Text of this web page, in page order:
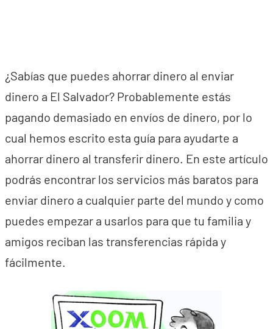
¿Sabías que puedes ahorrar dinero al enviar
dinero a El Salvador? Probablemente estás
pagando demasiado en envíos de dinero, por lo
cual hemos escrito esta guía para ayudarte a
ahorrar dinero al transferir dinero. En este artículo
podrás encontrar los servicios más baratos para
enviar dinero a cualquier parte del mundo y como
puedes empezar a usarlos para que tu familia y
amigos reciban las transferencias rápida y
fácilmente.